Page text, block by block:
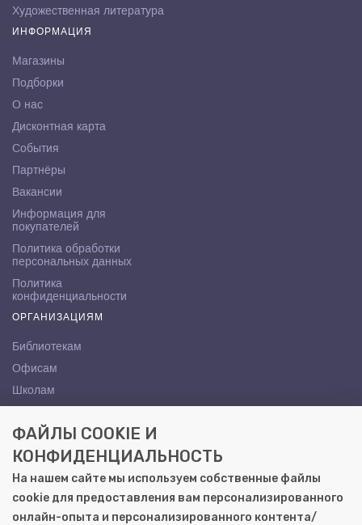
Художественная литература
ИНФОРМАЦИЯ
Магазины
Подборки
О нас
Дисконтная карта
События
Партнёры
Вакансии
Информация для
покупателей
Политика обработки
персональных данных
Политика
конфиденциальности
ОРГАНИЗАЦИЯМ
Библиотекам
Офисам
Школам
КОНТАКТЫ
Саратов, ул. Осипова, 10А
+7 (8452) 72-65-65
gemera@moya-kniga.ru
ФАЙЛЫ COOKIE И
КОНФИДЕНЦИАЛЬНОСТЬ
На нашем сайте мы используем собственные файлы
cookie для предоставления вам персонализированного
онлайн-опыта и персонализированного контента/